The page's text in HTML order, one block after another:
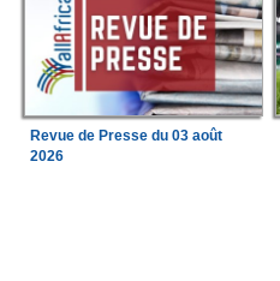
Revue de Presse du 03 août
2026